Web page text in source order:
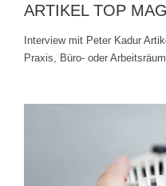
ARTIKEL TOP
Interview mit Peter Kadur
Praxis, Büro- oder